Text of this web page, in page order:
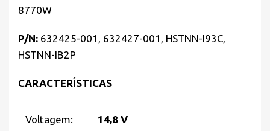
8770W
P/N: 632425-001, 632427-001, HSTNN-I93C,
HSTNN-IB2P
CARACTERÍSTICAS
Voltagem: 14,8 V